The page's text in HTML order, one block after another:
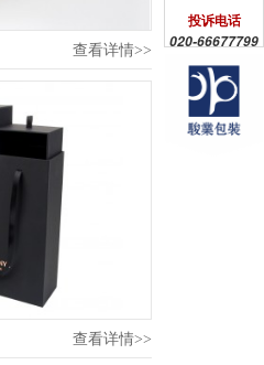
查看详情>>
查看详情>>
投诉电话
020-66677799